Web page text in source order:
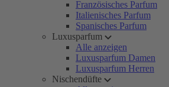
Französisches Parfum
Italienisches Parfum
Spanisches Parfum
Luxusparfum
Alle anzeigen
Luxusparfum Damen
Luxusparfum Herren
Nischendüfte